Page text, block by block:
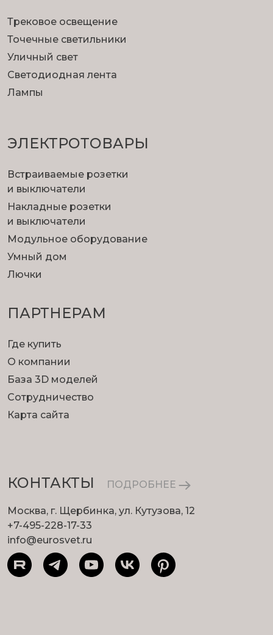
Трековое освещение
Точечные светильники
Уличный свет
Светодиодная лента
Лампы
ЭЛЕКТРОТОВАРЫ
Встраиваемые розетки
и выключатели
Накладные розетки
и выключатели
Модульное оборудование
Умный дом
Лючки
ПАРТНЕРАМ
Где купить
О компании
База 3D моделей
Сотрудничество
Карта сайта
КОНТАКТЫ ПОДРОБНЕЕ
Москва, г. Щербинка, ул. Кутузова, 12
+7-495-228-17-33
info@eurosvet.ru